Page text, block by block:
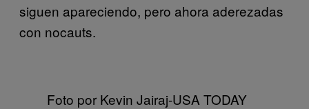
siguen apareciendo, pero ahora aderezadas
con nocauts.
Foto por Kevin Jairaj-USA TODAY